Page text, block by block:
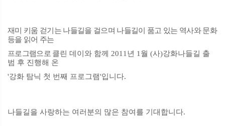
재미 키움 걷기는 나들길을 걸으며 나들길이 품고 있는 역사와 문화
등을 읽어 주는
프로그램으로 클린 데이와 함께 2011년 1월 (사)강화나들길 출
범 후 진행해 온
'강화 탐닉 첫 번째 프로그램'입니다.
나들길을 사랑하는 여러분의 많은 참여를 기대합니다.